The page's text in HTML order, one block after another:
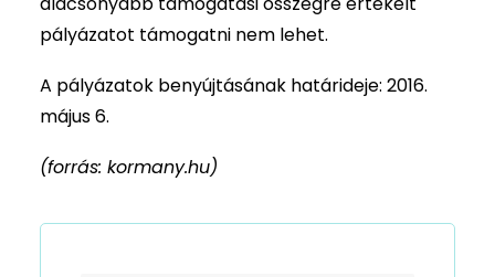
pályázatot támogatni nem lehet.
A pályázatok benyújtásának határideje: 2016.
május 6.
(forrás: kormany.hu)